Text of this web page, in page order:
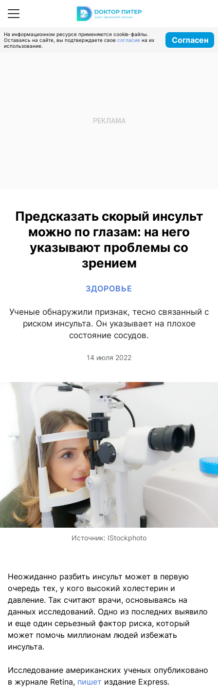
На информационном ресурсе применяются cookie-файлы.
Оставаясь на сайте, вы подтверждаете свое согласие на их
использование.
Согласен
Предсказать скорый инсульт
можно по глазам: на него
указывают проблемы со
зрением
ЗДОРОВЬЕ
Ученые обнаружили признак, тесно связанный с
риском инсульта. Он указывает на плохое
состояние сосудов.
14 июля 2022
Источник: IStockphoto
Неожиданно разбить инсульт может в первую
очередь тех, у кого высокий холестерин и
давление. Так считают врачи, основываясь на
данных исследований. Одно из последних выявило
и еще один серьезный фактор риска, который
может помочь миллионам людей избежать
инсульта.
Исследование американских ученых опубликовано
в журнале Retina, пишет издание Express.